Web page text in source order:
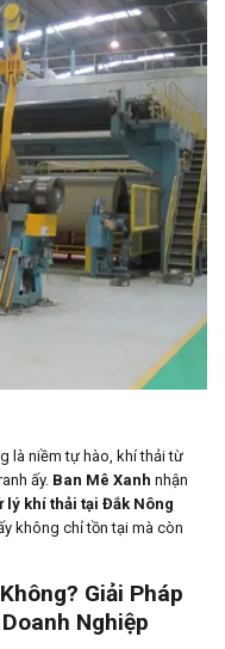
là niềm tự hào, khí thải từ
ấy. Ban Mê Xanh nhận
lý khí thải tại Đắk Nông
không chỉ tồn tại mà còn
Giải Pháp
Nghiệp